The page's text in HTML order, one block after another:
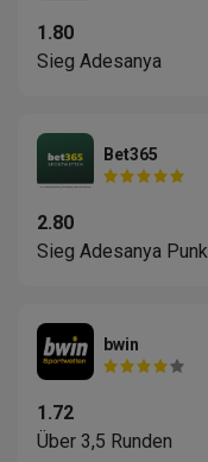
1.80
Sieg Adesanya
Bet365
2.80
Sieg Adesanya
bwin
1.72
Über 3,5 Runden